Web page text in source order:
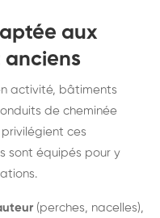
aux
activité, bâtiments
de cheminée
ces
sont équipés pour y
(perches, nacelles),